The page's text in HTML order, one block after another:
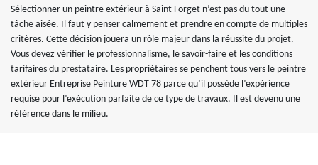
Sélectionner un peintre extérieur à Saint Forget n’est pas du tout une
tâche aisée. Il faut y penser calmement et prendre en compte de multiples
critères. Cette décision jouera un rôle majeur dans la réussite du projet.
Vous devez vérifier le professionnalisme, le savoir-faire et les conditions
tarifaires du prestataire. Les propriétaires se penchent tous vers le peintre
extérieur Entreprise Peinture WDT 78 parce qu’il possède l’expérience
requise pour l’exécution parfaite de ce type de travaux. Il est devenu une
référence dans le milieu.